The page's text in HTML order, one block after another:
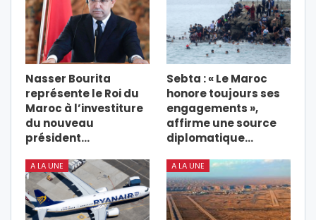
Nasser Bourita
représente le Roi du
Maroc à l’investiture
du nouveau
président…
Sebta : « Le Maroc
honore toujours ses
engagements »,
affirme une source
diplomatique…
A LA UNE A LA UNE